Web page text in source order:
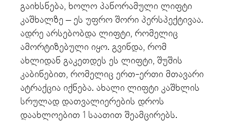
გაიხსნება, ხოლო პანორამული ლიფტი
კაშხალზე – ეს უფრო შორი პერსპექტივაა.
ადრე არსებობდა ლიფტი, რომელიც
ამორტიზებული იყო. გვინდა, რომ
ახლიდან გაკეთდეს ეს ლიფტი, შუშის
კაბინებით, რომელიც ერთ-ერთი მთავარი
ატრაქცია იქნება. ახალი ლიფტი კაშხლის
სრულად დათვალიერების დროს
დაახლოებით 1 საათით შეამცირებს.